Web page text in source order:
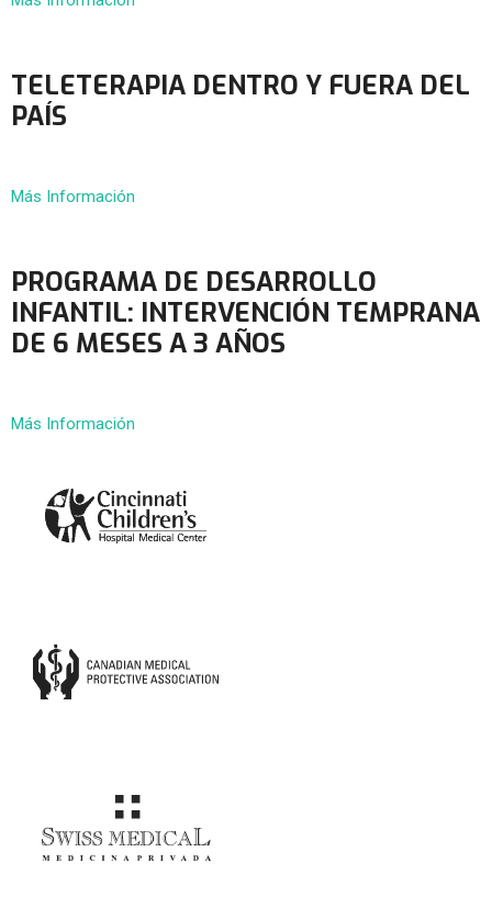
TELETERAPIA DENTRO Y FUERA DEL
PAÍS
Más Información
PROGRAMA DE DESARROLLO
INFANTIL: INTERVENCIÓN TEMPRANA
DE 6 MESES A 3 AÑOS
Más Información